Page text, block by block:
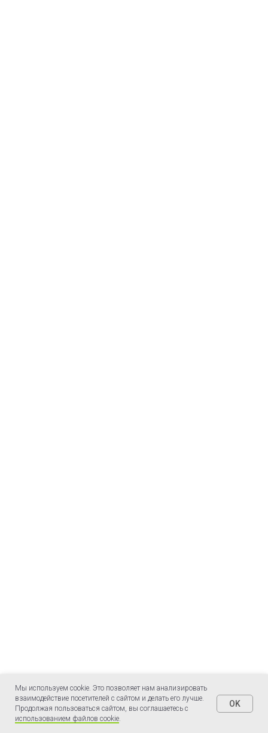
ЗАПРОСИТЬ СТОИМОСТЬ
Мы используем cookie. Это позволяет нам анализировать
взаимодействие посетителей с сайтом и делать его лучше.
Продолжая пользоваться сайтом, вы соглашаетесь с
использованием файлов cookie.
OK